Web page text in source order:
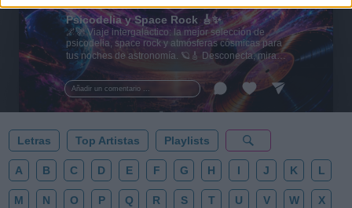
Añadir un comentario ...
Psicodelia y Space Rock 🎸✨
🌌🚀 Viaje intergaláctico: la mejor selección de
psicodelia, space rock y atmósferas cósmicas para
tus noches de astronomía. 🪐🎸 Desconecta, mira
al firmamento y siente la gravedad cero. 💾 ¡Guarda
esta colección para tu próxima noche estrellada!
✨⭐
Letras Top Artistas Playlists
A B C D E F G H I J K L
M N O P Q R S T U V W X